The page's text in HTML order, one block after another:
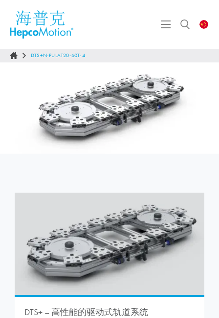
DTS+N-PULAT20-60T-4
DTS+ – 高性能的驱动式轨道系统